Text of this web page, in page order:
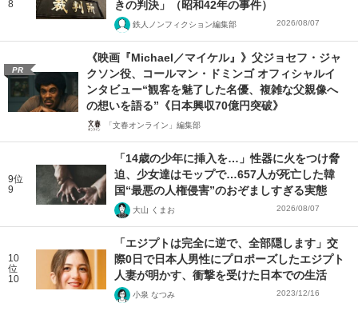
8 きの判決」（昭和42年の事件）
鉄人ノンフィクション編集部 2026/08/07
PR
《映画『Michael／マイケル』》父ジョセフ・ジャ
クソン役、コールマン・ドミンゴ オフィシャルイ
ンタビュー“観客を魅了した名優、複雑な父親像へ
の想いを語る”《日本興収70億円突破》
「文春オンライン」編集部
9位
9
「14歳の少年に挿入を…」性器に火をつけ脅
迫、少女達はモップで…657人が死亡した韓
国“最悪の人権侵害”のおぞましすぎる実態
大山 くまお 2026/08/07
10
位
10
「エジプトは完全に逆で、全部隠します」交
際0日で日本人男性にプロポーズしたエジプト
人妻が明かす、衝撃を受けた日本での生活
小泉 なつみ 2023/12/16